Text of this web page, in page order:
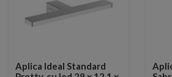
Aplica Ideal Standard